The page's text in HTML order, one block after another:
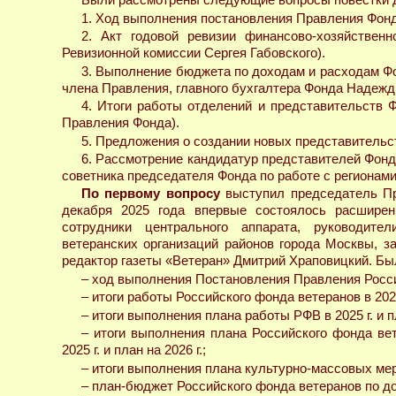
1. Ход выполнения постановления Правления
2. Акт годовой ревизии финансово-
Ревизионной комиссии Сергея Габовского).
3. Выполнение бюджета по доходам и расходам
члена Правления, главного бухгалтера Фонда
4. Итоги работы отделений и
Правления Фонда).
5. Предложения о создании новых
6. Рассмотрение кандидатур представителей
советника председателя Фонда по работе с
По первому вопросувыступил председатель
декабря 2025 года впервые состоялось
сотрудники центрального аппарата,
ветеранских организаций районов города Москвы,
редактор газеты «Ветеран» Дмитрий Храповицкий.
– ход выполнения Постановления Правления
– итоги работы Российского фонда ветеранов в
– итоги выполнения плана работы РФВ в 2025 г. и
– итоги выполнения плана Российского фонда
2025 г. и план на 2026 г.;
– итоги выполнения плана культурно-массовых
– план-бюджет Российского фонда ветеранов по